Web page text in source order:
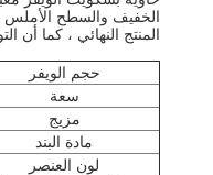
المنتج النهائي ، كما أن
حجم الويفر
سعة
مزيج
مادة البند
لون العنصر